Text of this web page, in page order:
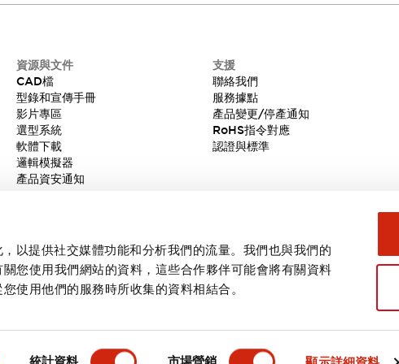
以提供社交媒體功能和分析我們的流量。我們也與我們的
您使用我們網站的資料，這些合作夥伴可能會將有關資料
使用他們的服務時所收集的資料相結合。
統計資料 市場營銷
資源與文件
CAD檔
型錄和宣傳手冊
影片專區
選型系統
軟體下載
邏輯模擬器
產品資安通知
支援
聯絡我們
服務據點
產品變更/停產通知
RoHS指令對應
認證與標準